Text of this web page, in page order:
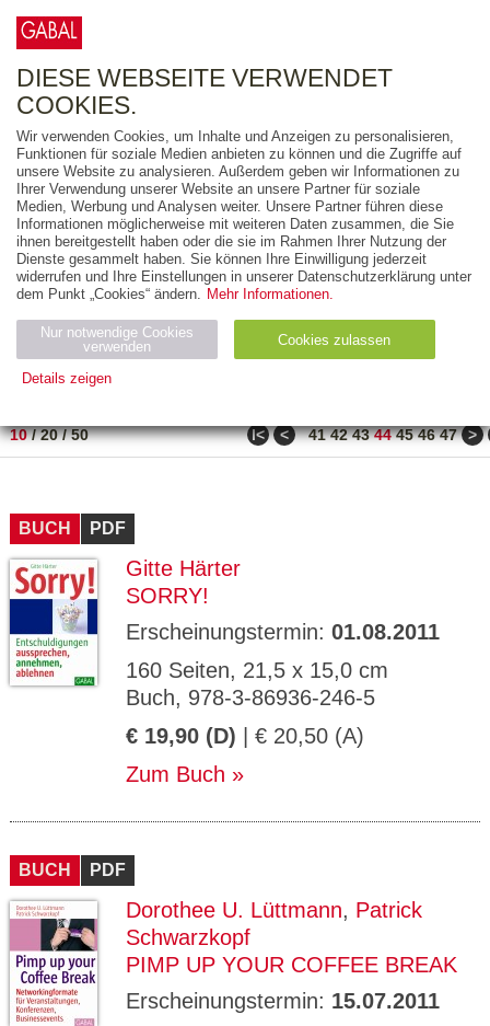
FREITEXT
AUSGABEART
AUS DER REIHE
ZUM THEMA
Neuerscheinung
Bestseller
PREIS
10/20/50 ǀ< < 41 42 43 44 45 46 47 >
BUCH PDF
Gitte Härter
SORRY!
Erscheinungstermin: 01.08.2011
160 Seiten, 21,5 x 15,0 cm
Buch, 978-3-86936-246-5
€ 19,90 (D) | € 20,50 (A)
Zum Buch
BUCH PDF
Dorothee U. Lüttmann, Patrick
Schwarzkopf
PIMP UP YOUR COFFEE BREAK
Erscheinungstermin: 15.07.2011
DIESE WEBSEITE VERWENDET
COOKIES.
Wir verwenden Cookies, um Inhalte und Anzeigen zu personalisieren,
Funktionen für soziale Medien anbieten zu können und die Zugriffe auf
unsere Website zu analysieren. Außerdem geben wir Informationen zu
Ihrer Verwendung unserer Website an unsere Partner für soziale
Medien, Werbung und Analysen weiter. Unsere Partner führen diese
Informationen möglicherweise mit weiteren Daten zusammen, die Sie
ihnen bereitgestellt haben oder die sie im Rahmen Ihrer Nutzung der
Dienste gesammelt haben. Sie können Ihre Einwilligung jederzeit
widerrufen und Ihre Einstellungen in unserer Datenschutzerklärung unter
dem Punkt „Cookies“ ändern. Mehr Informationen.
Nur notwendige Cookies
verwenden
Cookies zulassen
Details zeigen
Name Zweck
ESSION
_ID
verlag.
de
GV_CO
OKIES
gabal-
de
Speichert den Zustimmungsstatus des
Domäne.